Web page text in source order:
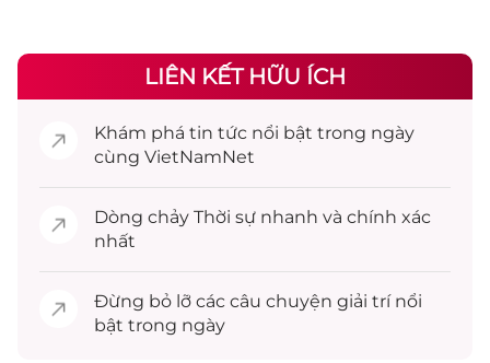
LIÊN KẾT HỮU ÍCH
Khám phá tin tức nổi bật trong ngày
cùng VietNamNet
Dòng chảy Thời sự nhanh và chính xác
nhất
Đừng bỏ lỡ các câu chuyện giải trínổi
bật trong ngày